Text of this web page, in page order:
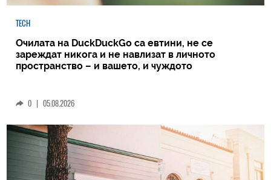
TECH
Очилата на DuckDuckGo са евтини, не се
зареждат никога и не навлизат в личното
пространство – и вашето, и чуждото
0 | 05.08.2026